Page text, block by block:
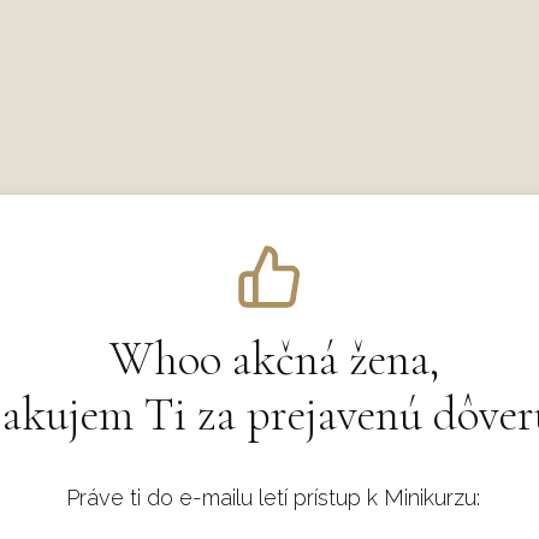
Whoo akčná žena,
Ti za prejavenú
Práve ti do e-mailu letí prístup k Minikurzu: